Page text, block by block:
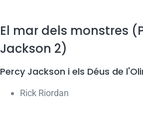
El mar dels monstres
Jackson 2)
Percy Jackson i els Déus de
Rick Riordan